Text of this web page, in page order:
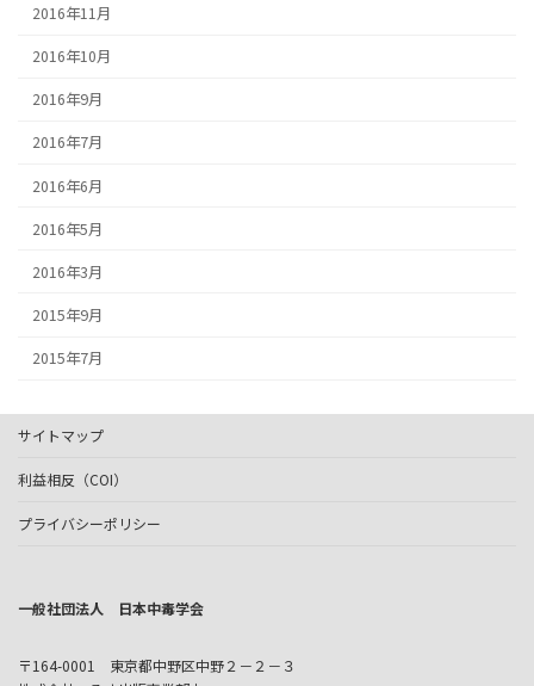
2016年11月
2016年10月
2016年9月
2016年7月
2016年6月
2016年5月
2016年3月
2015年9月
2015年7月
サイトマップ
利益相反（COI）
プライバシーポリシー
一般社団法人 日本中毒学会
〒164-0001 東京都中野区中野２－２－３